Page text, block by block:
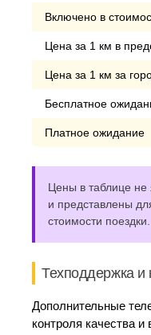
Включено в
Цена за 1 км в
Цена за 1 км за
Бесплатное
Платное ожидание
Цены в таблице не
и представлены
стоимости поездки.
Техподдержка и
Дополнительные
контроля качества и